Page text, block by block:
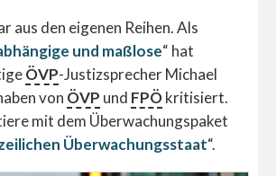
aus den eigenen Reihen. Als
und maßlose“ hat
ÖVP-Justizsprecher Michael
von ÖVP und FPÖkritisiert.
mit dem Überwachungspaket
Überwachungsstaat“.